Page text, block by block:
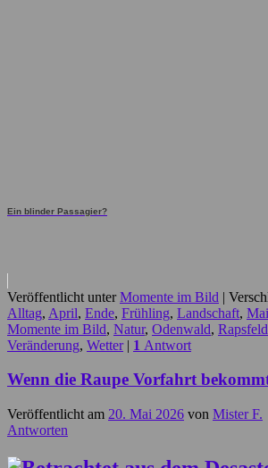
Ein blinder Passagier?
Veröffentlicht unter Momente im Bild |
Alltag, April, Ende, Frühling, Landschaft, Mai
Momente im Bild, Natur, Odenwald, Rapsfeld
Veränderung, Wetter | 1 Antwort
Wenn die Raupe Vorfahrt
Veröffentlicht am 20. Mai 2026 von Mister F.
Antworten